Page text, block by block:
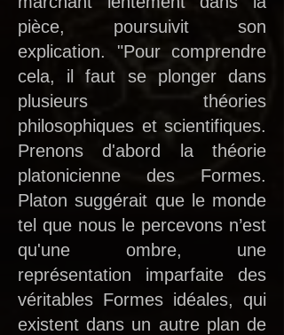
pièce, poursuivit son
explication. "Pour comprendre
cela, il faut se plonger dans
plusieurs théories
philosophiques et scientifiques.
Prenons d'abord la théorie
platonicienne des Formes.
Platon suggérait que le monde
tel que nous le percevons n’est
qu'une ombre, une
représentation imparfaite des
véritables Formes idéales, qui
existent dans un autre plan de